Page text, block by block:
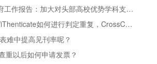
福建2026政府工作报告：加大对头部高校优势学科支持力度
CrossCheck/iThenticate如何进行判定重复，CrossCheck/iThenticate查重规则是什么？
难中提高见刊率呢？
重以后如何申请发票？